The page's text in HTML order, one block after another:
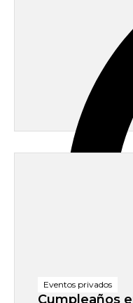
Eventos privados
Cumpleaños